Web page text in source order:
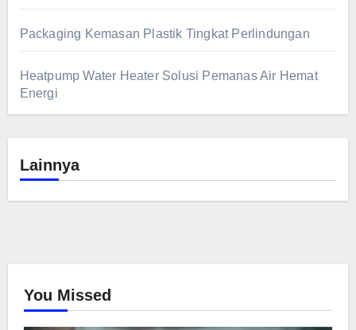
Packaging Kemasan Plastik Tingkat Perlindungan
Heatpump Water Heater Solusi Pemanas Air Hemat
Energi
Lainnya
You Missed